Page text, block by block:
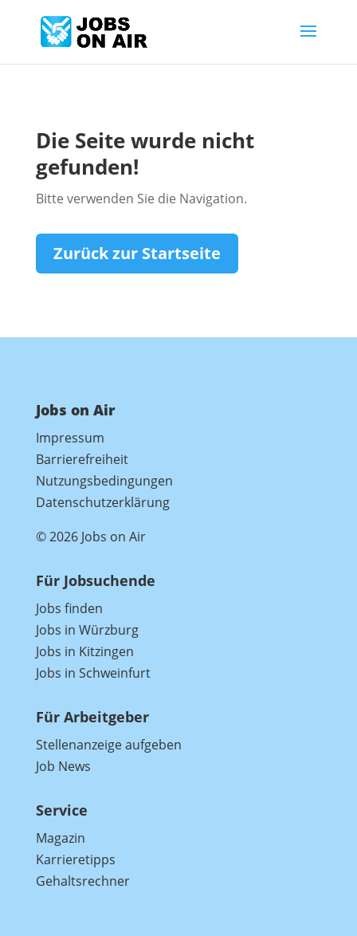
Die Seite wurde nicht
gefunden!
Bitte verwenden Sie die Navigation.
Zurück zur Startseite
Jobs on Air
Impressum
Barrierefreiheit
Nutzungsbedingungen
Datenschutzerklärung
© 2026 Jobs on Air
Für Jobsuchende
Jobs finden
Jobs in Würzburg
Jobs in Kitzingen
Jobs in Schweinfurt
Für Arbeitgeber
Stellenanzeige aufgeben
Job News
Service
Magazin
Karrieretipps
Gehaltsrechner